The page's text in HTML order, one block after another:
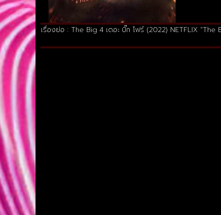
เรื่องย่อ : The Big 4 เดอะ บิ๊ก โฟร์ (2022) NETFLIX